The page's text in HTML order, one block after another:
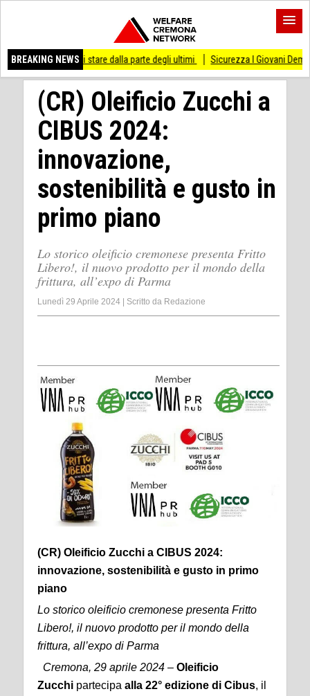
BREAKING NEWS
di stare dalla parte degli ultimi Sicurezza I Giovani Democratici ribattono
(CR) Oleificio Zucchi a
CIBUS 2024:
innovazione,
sostenibilità e gusto in
primo piano
Lo storico oleificio cremonese presenta Fritto
Libero!, il nuovo prodotto per il mondo della
frittura, all’expo di Parma
Lunedì 29 Aprile 2024 Scritto da Redazione
(CR) Oleificio Zucchi a CIBUS 2024:
innovazione, sostenibilità e gusto in primo
piano
Lo storico oleificio cremonese presenta Fritto
Libero!, il nuovo prodotto per il mondo della
frittura, all’expo di Parma
Cremona, 29 aprile 2024 – Oleificio
Zucchi partecipa alla 22° edizione di Cibus, il